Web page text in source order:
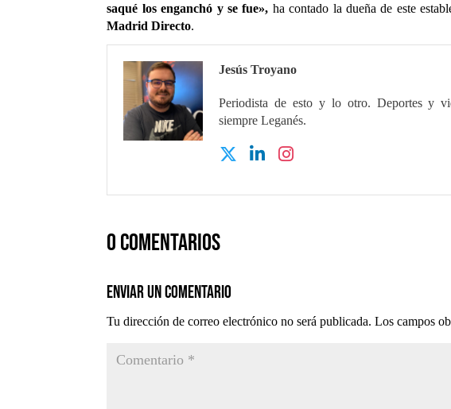
saqué los enganchó y se fue», ha contado la dueña de este
Madrid Directo.
Jesús Troyano
Periodista de esto y lo otro. Deportes y
siempre Leganés.
0 comentarios
Enviar un comentario
Tu dirección de correo electrónico no será publicada. Los campos